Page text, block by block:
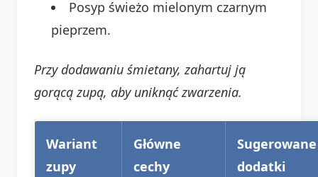
Posyp świeżo mielonym czarnym
pieprzem.
Przy dodawaniu śmietany, zahartuj ją
gorącą zupą, aby uniknąć zwarzenia.
Wariant
zupy
Główne
cechy
Sugerowane
dodatki